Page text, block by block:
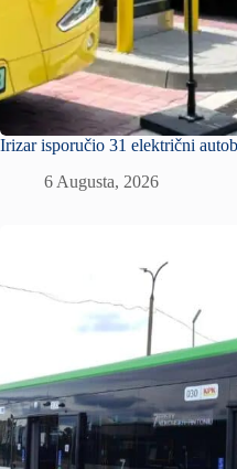
Irizar isporučio 31 električni
6 Augusta, 2026